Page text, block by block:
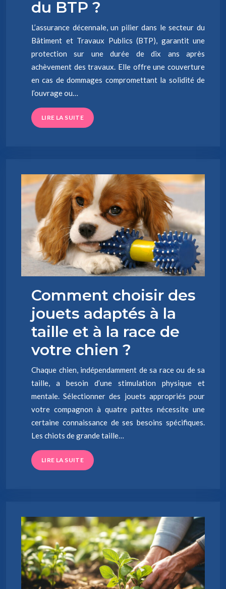
du BTP ?
L’assurance décennale, un pilier dans le secteur du
Bâtiment et Travaux Publics (BTP), garantit une
protection sur une durée de dix ans après
achèvement des travaux. Elle offre une couverture
en cas de dommages compromettant la solidité de
l’ouvrage ou…
LIRE LA SUITE
Comment choisir des
jouets adaptés à la
taille et à la race de
votre chien ?
Chaque chien, indépendamment de sa race ou de sa
taille, a besoin d’une stimulation physique et
mentale. Sélectionner des jouets appropriés pour
votre compagnon à quatre pattes nécessite une
certaine connaissance de ses besoins spécifiques.
Les chiots de grande taille…
LIRE LA SUITE